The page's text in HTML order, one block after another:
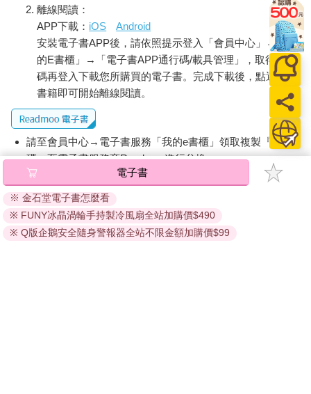
離線閱讀：
APP下載： iOS
Android
安裝電子書APP後，請依照提示登入「會員中心」→「我
的E書櫃」→「電子書APP通行碼/載具管理」，取得通行
碼再登入下載您所購買的電子書。完成下載後，點選任一
書籍即可開始離線閱讀。
請至會員中心→電子書服務「我的e書櫃」領取複製『兌換
碼』至電子書服務商Readmoo進行兌換。
退換貨須知：
因版權保護，您在金石堂所購買的電子書僅能以金石堂專屬
的閱讀軟體開啟閱讀，無法以其他閱讀器或直接下載檔案。
依據「消費者保護法」第19條及行政院消費者保護處公告之
電子書
※ 金石堂電子書怎麼看
※ FUNY冰晶渦輪手持製冷風扇全站加購價$490
※ Q版企鵝安全隨身警報器全站不限金額加購價$99